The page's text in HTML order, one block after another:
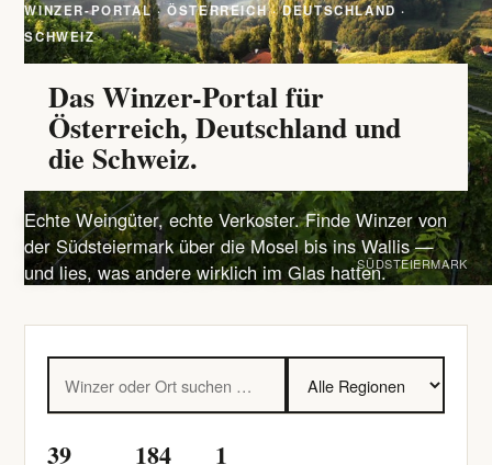
WINZER-PORTAL · ÖSTERREICH · DEUTSCHLAND ·
SCHWEIZ
Das Winzer-Portal für
Österreich, Deutschland und
die Schweiz.
Echte Weingüter, echte Verkoster. Finde Winzer von
der Südsteiermark über die Mosel bis ins Wallis —
und lies, was andere wirklich im Glas hatten.SÜDSTEIERMARK
39 184 1